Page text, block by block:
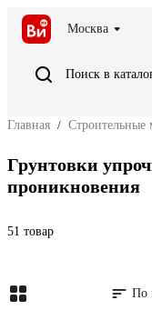
Москва
Поиск в
Главная / Строительные
Грунтовки
проникновения
51 товар
По